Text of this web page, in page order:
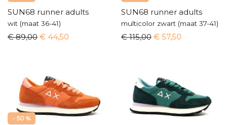
SUN68 runner adults
wit (maat 36-41)
€ 89,00 € 44,50
SUN68 runner adults
multicolor zwart (maat 37-41)
€ 115,00 € 57,50
- 50 %